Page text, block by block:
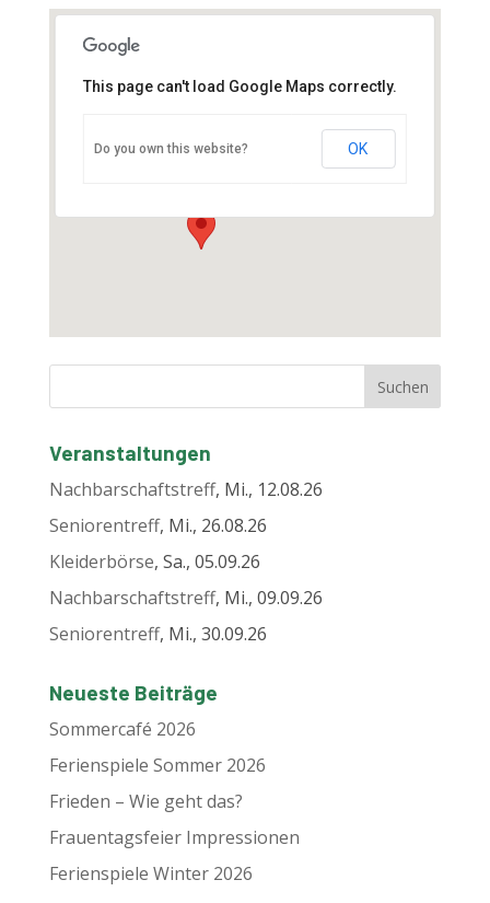
Straße des Friedens 12 - Banzkow
This page can't load Google Maps correctly.
Do you own this website? OK
Veranstaltungen
Nachbarschaftstreff, Mi., 12.08.26
Seniorentreff, Mi., 26.08.26
Kleiderbörse, Sa., 05.09.26
Nachbarschaftstreff, Mi., 09.09.26
Seniorentreff, Mi., 30.09.26
Neueste Beiträge
Sommercafé 2026
Ferienspiele Sommer 2026
Frieden – Wie geht das?
Frauentagsfeier Impressionen
Ferienspiele Winter 2026